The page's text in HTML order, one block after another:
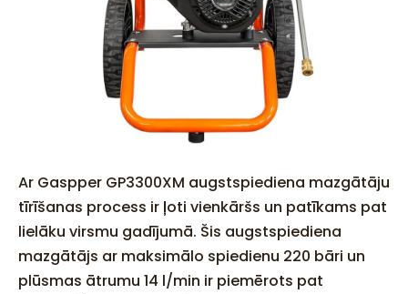
Ar Gaspper GP3300XM augstspiediena mazgātāju
tīrīšanas process ir ļoti vienkāršs un patīkams pat
lielāku virsmu gadījumā. Šis augstspiediena
mazgātājs ar maksimālo spiedienu 220 bāri un
plūsmas ātrumu 14 l/min ir piemērots pat